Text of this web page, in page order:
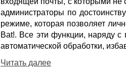
администраторы по
режиме, которая позволяет
Bat!. Все эти функции, наряду
автоматической обработки,
Читать далее